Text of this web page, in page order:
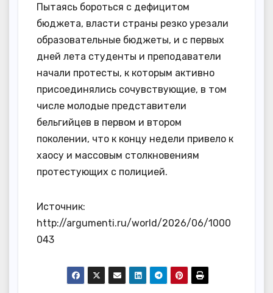
Пытаясь бороться с дефицитом
бюджета, власти страны резко урезали
образовательные бюджеты, и с первых
дней лета студенты и преподаватели
начали протесты, к которым активно
присоединялись сочувствующие, в том
числе молодые представители
бельгийцев в первом и втором
поколении, что к концу недели привело к
хаосу и массовым столкновениям
протестующих с полицией.
Источник:
http://argumenti.ru/world/2026/06/1000
043